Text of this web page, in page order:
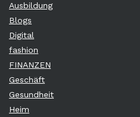
Ausbildung
Blogs
Digital
fashion
FINANZEN
Geschäft
Gesundheit
Heim